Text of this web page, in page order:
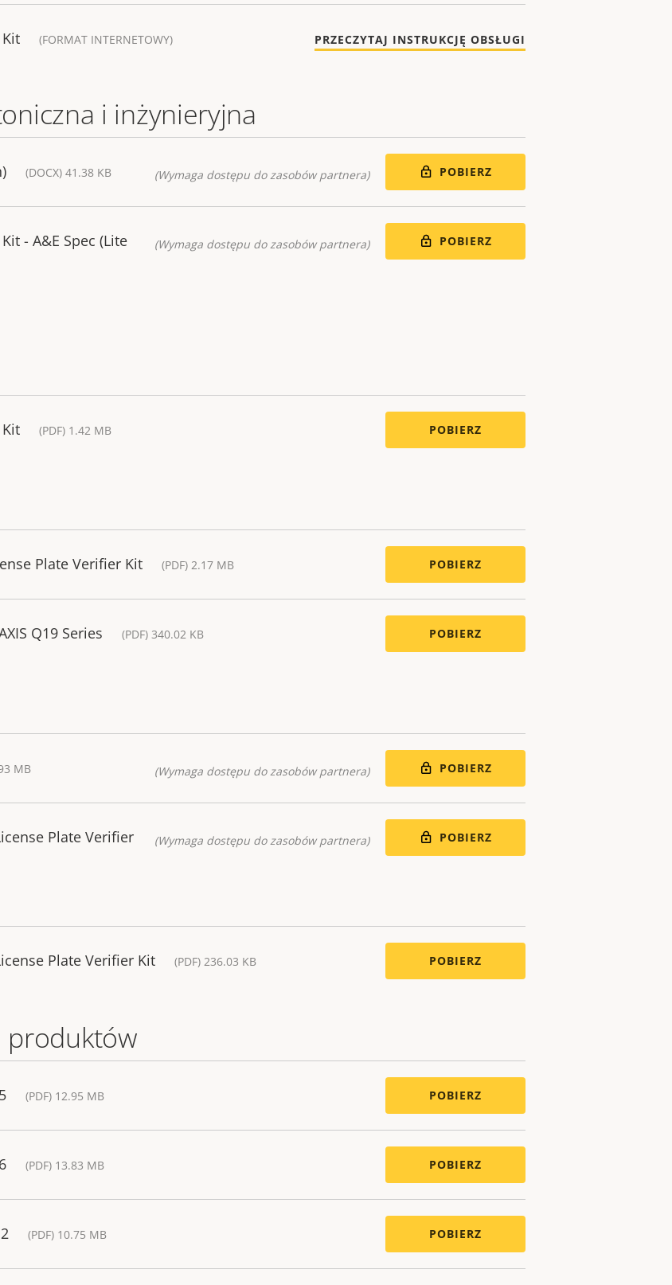
(FORMAT INTERNETOWY) PRZECZYTAJ INSTRUKCJĘ OBSŁUGI
i inżynieryjna
(DOCX) 41.38 KB (Wymaga dostępu do zasobów partnera) POBIERZ
- A&E Spec (Lite
(Wymaga dostępu do zasobów partnera) POBIERZ
(PDF) 1.42 MB POBIERZ
Plate Verifier Kit (PDF) 2.17 MB POBIERZ
Q19 Series (PDF) 340.02 KB POBIERZ
MB (Wymaga dostępu do zasobów partnera) POBIERZ
Plate Verifier
(Wymaga dostępu do zasobów partnera) POBIERZ
Plate Verifier Kit (PDF) 236.03 KB POBIERZ
produktów
(PDF) 12.95 MB POBIERZ
(PDF) 13.83 MB POBIERZ
(PDF) 10.75 MB POBIERZ